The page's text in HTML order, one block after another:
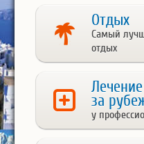
Отдых
Самый
отдых
Лечение
за
у